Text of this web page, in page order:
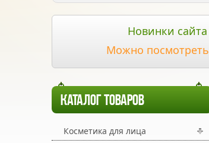
Новинки сайта
Можно посмотреть
КАТАЛОГ ТОВАРОВ
Косметика для лица